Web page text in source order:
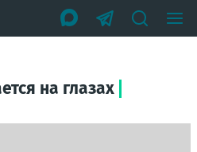
на глазах